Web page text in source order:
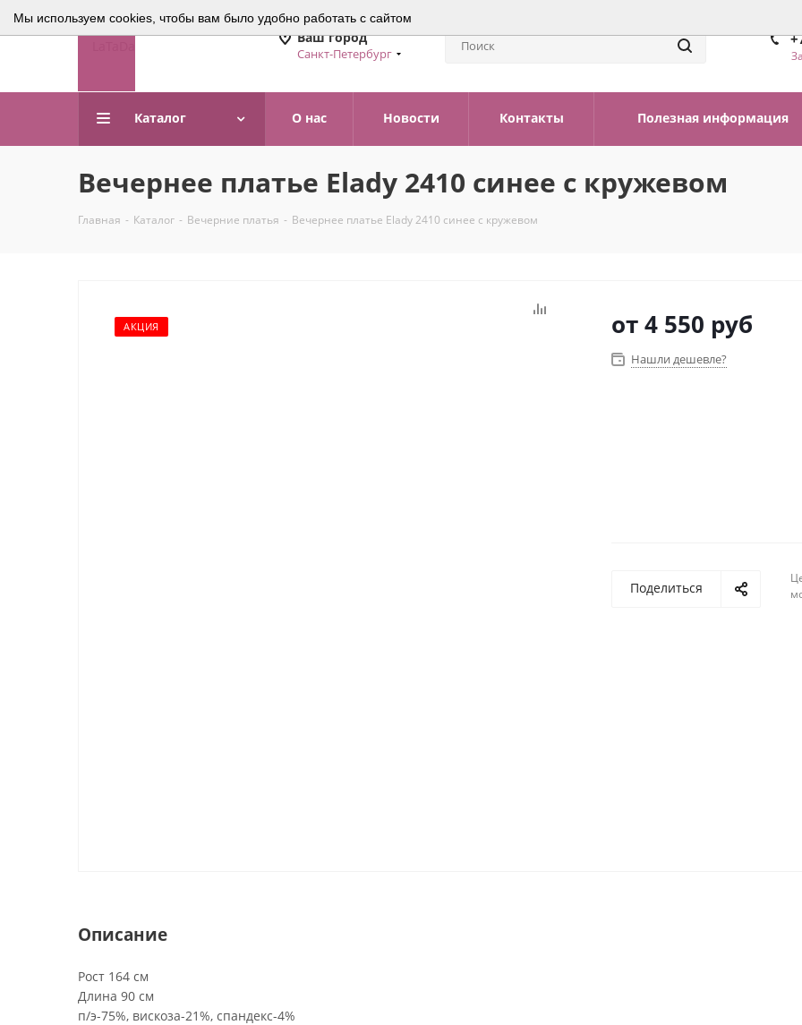
Мы используем cookies, чтобы вам было удобно работать с сайтом
Ваш город
Санкт-Петербург
Каталог О нас Новости Контакты Полезная информация
Вечернее платье Elady 2410 синее с кружевом
Главная - Каталог - Вечерние платья - Вечернее платье Elady 2410 синее с кружевом
АКЦИЯ от4 550 руб
Нашли дешевле?
Поделиться
Описание
Рост 164 см
Длина 90 см
п/э-75%, вискоза-21%, спандекс-4%